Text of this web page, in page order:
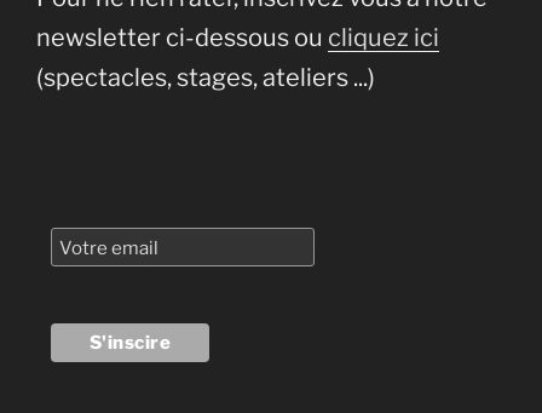
newsletter ci-dessous ou cliquez ici
(spectacles, stages, ateliers ...)